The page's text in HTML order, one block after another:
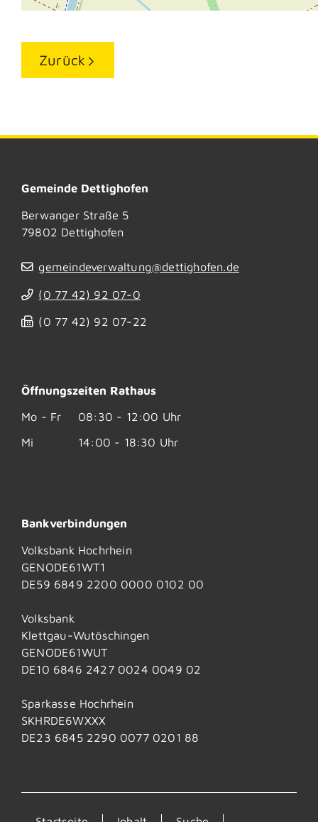
Zurück
Gemeinde Dettighofen
Berwanger Straße 5
79802 Dettighofen
gemeindeverwaltung@dettighofen.de
(0 77 42) 92 07-0
(0 77 42) 92 07-22
Öffnungszeiten Rathaus
Mo - Fr
08:30 - 12:00 Uhr
Mi
14:00 - 18:30 Uhr
Bankverbindungen
Volksbank Hochrhein
GENODE61WT1
DE59 6849 2200 0000 0102 00
Volksbank
Klettgau-Wutöschingen
GENODE61WUT
DE10 6846 2427 0024 0049 02
Sparkasse Hochrhein
SKHRDE6WXXX
DE23 6845 2290 0077 0201 88